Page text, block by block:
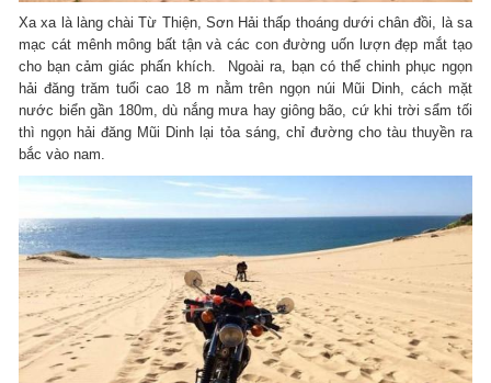
Xa xa là làng chài Từ Thiện, Sơn Hải thấp thoáng dưới chân đồi, là sa
mạc cát mênh mông bất tận và các con đường uốn lượn đẹp mắt tạo
cho bạn cảm giác phấn khích. Ngoài ra, bạn có thể chinh phục ngọn
hải đăng trăm tuổi cao 18 m nằm trên ngọn núi Mũi Dinh, cách mặt
nước biển gần 180m, dù nắng mưa hay giông bão, cứ khi trời sẩm tối
thì ngọn hải đăng Mũi Dinh lại tỏa sáng, chỉ đường cho tàu thuyền ra
bắc vào nam.